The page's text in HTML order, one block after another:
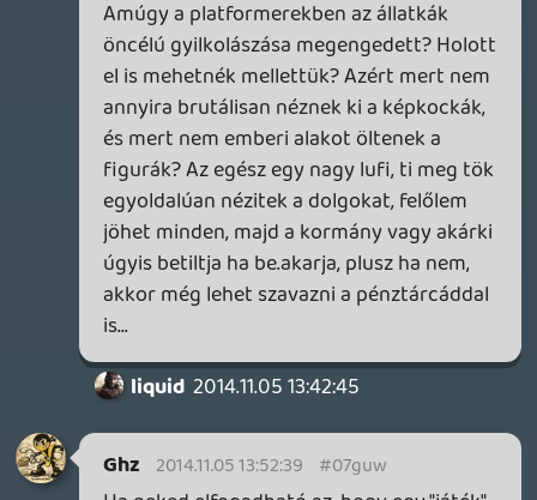
Sokkal árnyaltabb az egész kép, jól mutatja
ezt, hogy mekkora viták robbantak ki
mindenhol. Vicc, hogy nincs ellenvetés,
ellenvélemény, ez így nekem rohadt
hiteltelen, és nem is éppen helytálló
megközelítése, lefestése a dolgoknak.
pepimama 2014.11.05 12:12:09 #07gut
KÖSZ megpróbálom, látom a Pocket Casts
fizetős, lehet, hogy ezért megy 😉
Warhawk 2014.11.05 11:08:58
T 2014.11.05 11:35:39 #07gus
Game Xbox One PS4
----